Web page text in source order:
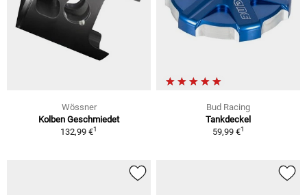
Wössner
Kolben Geschmiedet
132,99 €1
Bud Racing
Tankdeckel
59,99 €1